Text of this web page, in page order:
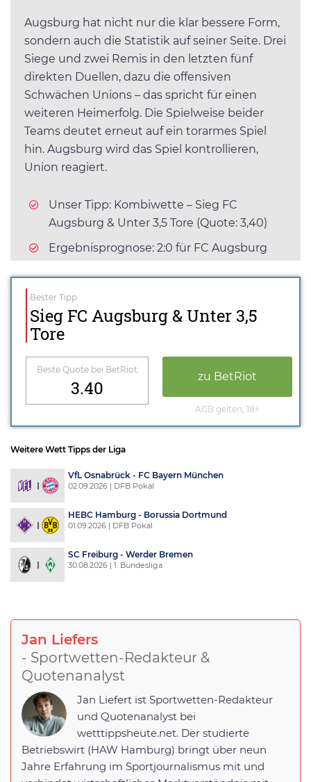
Augsburg hat nicht nur die klar bessere Form,
sondern auch die Statistik auf seiner Seite. Drei
Siege und zwei Remis in den letzten fünf
direkten Duellen, dazu die offensiven
Schwächen Unions – das spricht für einen
weiteren Heimerfolg. Die Spielweise beider
Teams deutet erneut auf ein torarmes Spiel
hin. Augsburg wird das Spiel kontrollieren,
Union reagiert.
Unser Tipp: Kombiwette – Sieg FC
Augsburg & Unter 3,5 Tore (Quote: 3,40)
Ergebnisprognose: 2:0 für FC Augsburg
Bester Tipp
Sieg FC Augsburg & Unter 3,5
Tore
Beste Quote bei BetRiot
3.40
zu BetRiot
AGB gelten, 18+
Weitere Wett Tipps der Liga
VfL Osnabrück - FC Bayern München
02.09.2026 | DFB Pokal
HEBC Hamburg - Borussia Dortmund
01.09.2026 | DFB Pokal
SC Freiburg - Werder Bremen
30.08.2026 | 1. Bundesliga
Jan Liefers
- Sportwetten-Redakteur &
Quotenanalyst
Jan Liefert ist Sportwetten-Redakteur
und Quotenanalyst bei
wetttippsheute.net. Der studierte
Betriebswirt (HAW Hamburg) bringt über neun
Jahre Erfahrung im Sportjournalismus mit und